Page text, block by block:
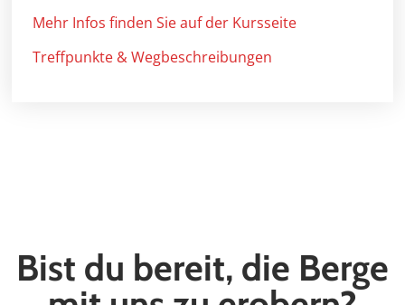
Mehr Infos finden Sie auf der Kursseite
Treffpunkte & Wegbeschreibungen
Bist du bereit, die Berge